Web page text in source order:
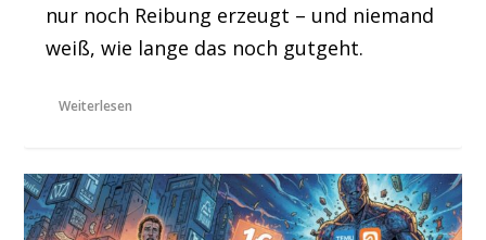
nur noch Reibung erzeugt – und niemand
weiß, wie lange das noch gutgeht.
Weiterlesen